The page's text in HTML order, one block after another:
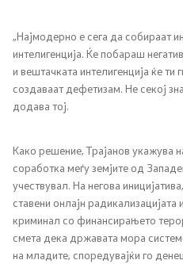
„Најмодерно е сега да собираат
интелигенција. Ќе побараш
и вештачката интелигенција ќе ти
создаваат дефетизам. Не секој
додава тој.
Како решение, Трајанов укажува
соработка меѓу земјите од
учествувал. На негова
ставени онлајн
криминал со финансирањето
смета дека државата мора
на младите, споредувајќи го